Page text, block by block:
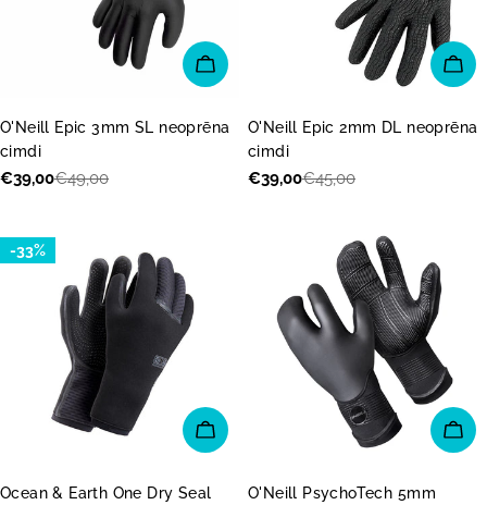
IZVĒLĒTIES OPCIJAS
O'Neill Epic 3mm SL neoprēna
cimdi
Akcijas
€39,00
Parastā€49,00
O'Neill Epic 2mm DL neoprēna
cimdi
Akcijas
€39,00
Parastā€45,00
-33%
PIEVIENOT GROZAM
Ocean & Earth One Dry Seal O'Neill PsychoTech 5mm